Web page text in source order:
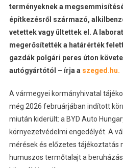
terményeknek a
építkezésről származó,
vetettek vagy ültettek el. A
megerősítették a határérték
gazdák polgári peres úton
autógyártótól – írja a szeged.hu.
A vármegyei kormányhivatal
még 2026 februárjában indított
miután kiderült: a BYD Auto
környezetvédelmi engedélyét. A
mérések és előzetes tájékoztatás
humuszos termőtalajt a